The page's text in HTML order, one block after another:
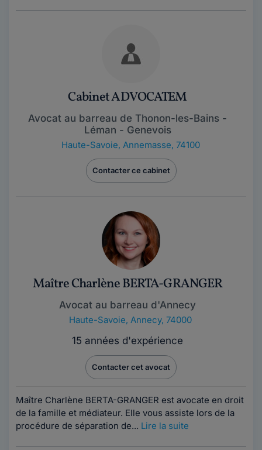
Cabinet ADVOCATEM
Avocat au barreau de Thonon-les-Bains -
Léman - Genevois
Haute-Savoie, Annemasse, 74100
Contacter ce cabinet
Maître Charlène BERTA-GRANGER
Avocat au barreau d'Annecy
Haute-Savoie, Annecy, 74000
15 années d'expérience
Contacter cet avocat
Maître Charlène BERTA-GRANGER est avocate en droit
de la famille et médiateur. Elle vous assiste lors de la
procédure de séparation de... Lire la suite